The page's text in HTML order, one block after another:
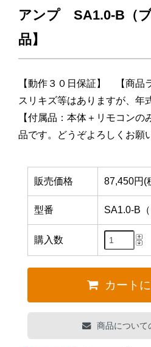
アンプ SA1.0-B（
品】
【動作３０日保証】 【商
スリキズ等はありますが、
【付属品：本体＋リモコン
品です。どうぞよろしくお願
販売価格 87,450円(
型番 SA1.0-B（
購入数
カート
商品について